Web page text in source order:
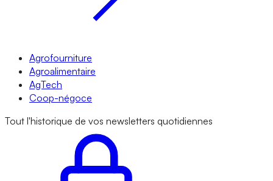
Agrofourniture
Agroalimentaire
AgTech
Coop-négoce
Tout l'historique de vos newsletters quotidiennes